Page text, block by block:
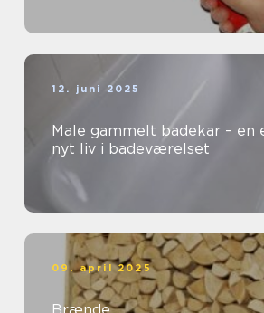
12. juni 2025
Male gammelt badekar – en
nyt liv i badeværelset
09. april 2025